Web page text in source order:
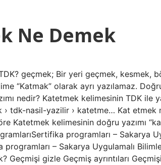
Ne Demek
geçmek; Bir yeri geçmek, kesmek,
“Katmak” olarak ayrı yazılamaz.
nedir? Katetmek kelimesinin TDK ile
tdk-nasil-yazilir › katetme… Kat etmek
Katetmek kelimesinin doğru yazımı
programları – Sakarya
– Sakarya Uygulamalı
Geçmişi gizle Geçmiş ayrıntıları